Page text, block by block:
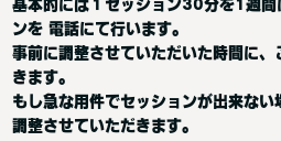
基本的には１セッション30分を1週
ンを 電話にて行います。
事前に調整させていただいた時間に
きます。
もし急な用件でセッションが出来な
調整させていただきます。